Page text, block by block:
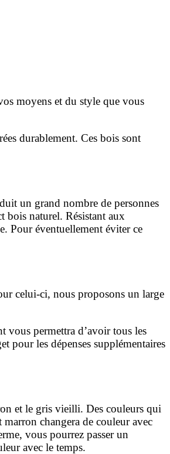
moyens et du style que vous
durablement. Ces bois sont
un grand nombre de personnes
bois naturel. Résistant aux
Pour éventuellement éviter ce
celui-ci, nous proposons un large
vous permettra d’avoir tous les
pour les dépenses supplémentaires
et le gris vieilli. Des couleurs qui
changera de couleur avec
vous pourrez passer un
avec le temps.